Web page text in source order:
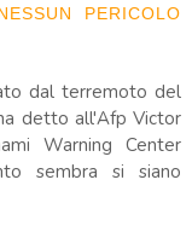
PERICOLO
dal terremoto del
detto all'Afp Victor
Warning Center
sembra si siano